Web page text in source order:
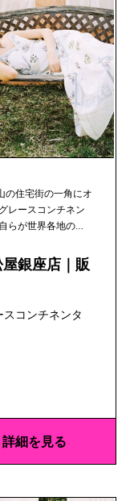
の住宅街の一角にオ
レースコンチネン
らが世界各地の素
銀座店｜販
スコンチネンタ
詳細を見る